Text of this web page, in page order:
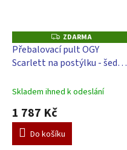
Z
D
A
R
M
ZDARMA
Přebalovací pult OGY
Scarlett na postýlku - šedý -
Hvězdička - Bílá
Skladem ihned k odeslání
1 787 Kč
Do košíku